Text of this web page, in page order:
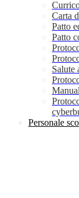
Carta
Patto
Patto
Salute
Personale